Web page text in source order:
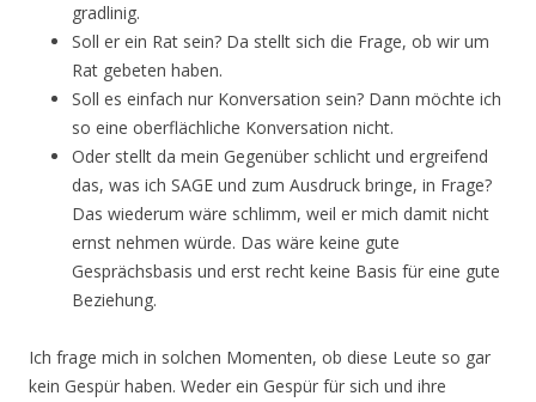
gradlinig.
Soll er ein Rat sein? Da stellt sich die Frage, ob wir um
Rat gebeten haben.
Soll es einfach nur Konversation sein? Dann möchte ich
so eine oberflächliche Konversation nicht.
Oder stellt da mein Gegenüber schlicht und ergreifend
das, was ich SAGE und zum Ausdruck bringe, in Frage?
Das wiederum wäre schlimm, weil er mich damit nicht
ernst nehmen würde. Das wäre keine gute
Gesprächsbasis und erst recht keine Basis für eine gute
Beziehung.
Ich frage mich in solchen Momenten, ob diese Leute so gar
kein Gespür haben. Weder ein Gespür für sich und ihre